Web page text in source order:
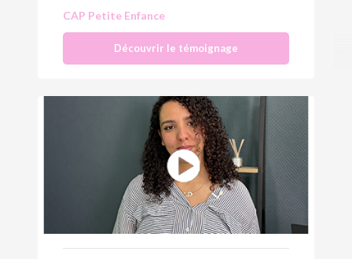
CAP Petite Enfance
Découvrir le témoignage